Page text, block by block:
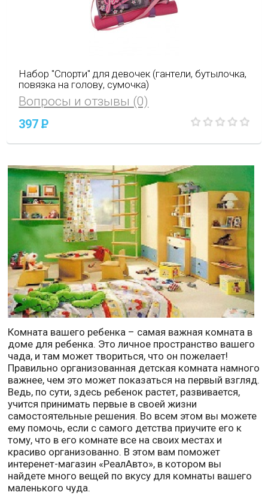
Набор "Спорти" для девочек (гантели, бутылочка,
повязка на голову, сумочка)
Вопросы и отзывы (0)
397P
Комната вашего ребенка – самая важная комната в
доме для ребенка. Это личное пространство вашего
чада, и там может твориться, что он пожелает!
Правильно организованная детская комната намного
важнее, чем это может показаться на первый взгляд.
Ведь, по сути, здесь ребенок растет, развивается,
учится принимать первые в своей жизни
самостоятельные решения. Во всем этом вы можете
ему помочь, если с самого детства приучите его к
тому, что в его комнате все на своих местах и
красиво организованно. В этом вам поможет
интеренет-магазин «РеалАвто», в котором вы
найдете много вещей по вкусу для комнаты вашего
маленького чуда.